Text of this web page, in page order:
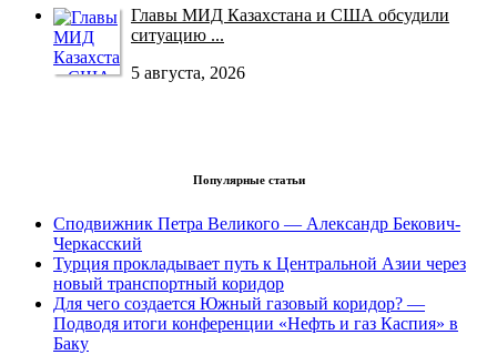
Главы МИД Казахстана и США обсудили
ситуацию ...
5 августа, 2026
Популярные статьи
Сподвижник Петра Великого — Александр Бекович-
Черкасский
Турция прокладывает путь к Центральной Азии через
новый транспортный коридор
Для чего создается Южный газовый коридор? —
Подводя итоги конференции «Нефть и газ Каспия» в
Баку